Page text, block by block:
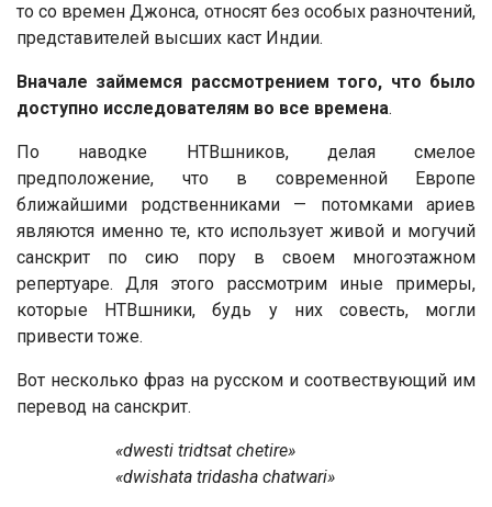
то со времен Джонса, относят без особых разночтений,
представителей высших каст Индии.
Вначале займемся рассмотрением того, что было
доступно исследователям во все времена.
По наводке НТВшников, делая смелое
предположение, что в современной Европе
ближайшими родственниками — потомками ариев
являются именно те, кто использует живой и могучий
санскрит по сию пору в своем многоэтажном
репертуаре. Для этого рассмотрим иные примеры,
которые НТВшники, будь у них совесть, могли
привести тоже.
Вот несколько фраз на русском и соотвествующий им
перевод на санскрит.
«dwesti tridtsat chetire»
«dwishata tridasha chatwari»